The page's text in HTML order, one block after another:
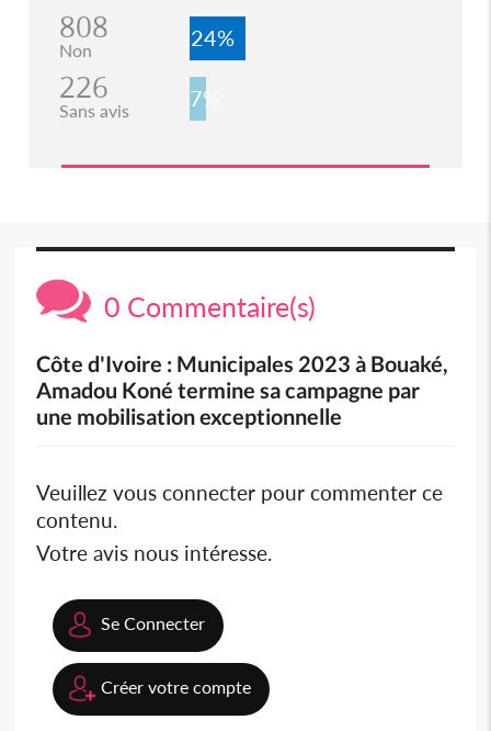
808
Non 24%
226
Sans avis 7%
0 Commentaire(s)
Côte d'Ivoire : Municipales 2023 à Bouaké,
Amadou Koné termine sa campagne par
une mobilisation exceptionnelle
Veuillez vous connecter pour commenter ce
contenu.
Votre avis nous intéresse.
Se Connecter
Créer votre compte